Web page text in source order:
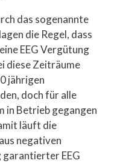
das sogenannte
die Regel, dass
EEG Vergütung
diese Zeiträume
jährigen
doch für alle
in Betrieb gegangen
läuft die
negativen
EEG